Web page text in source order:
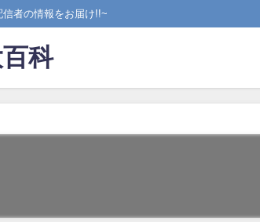
者の情報をお届け!!~
科